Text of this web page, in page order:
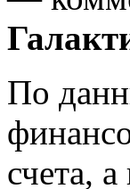
По
счета,